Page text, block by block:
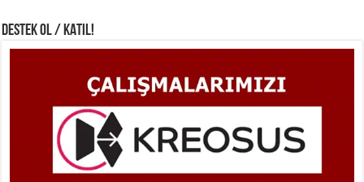
DESTEK OL / KATIL!